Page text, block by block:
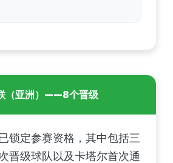
（亚洲）——8个晋级
锁定参赛资格，其中包括三
晋级球队以及卡塔尔首次通